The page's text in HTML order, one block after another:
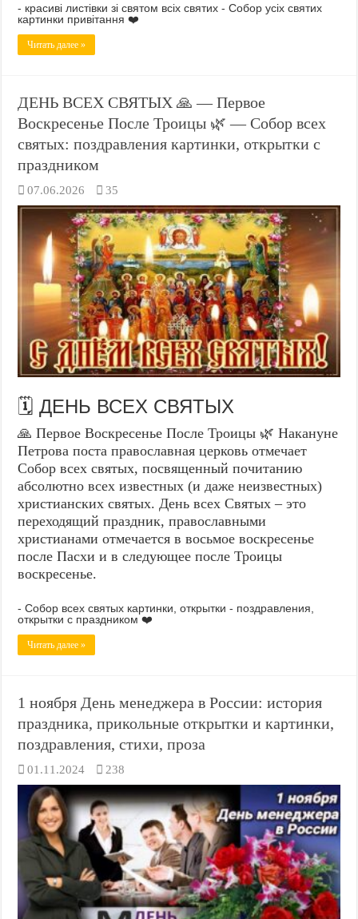
- красиві листівки зі святом всіх святих - Собор усіх святих
картинки привітання ❤️
Читать далее »
ДЕНЬ ВСЕХ СВЯТЫХ 🙏 — Первое
Воскресенье После Троицы 🌿 — Собор всех
святых: поздравления картинки, открытки с
праздником
07.06.2026 35
🗓️ ДЕНЬ ВСЕХ СВЯТЫХ
🙏 Первое Воскресенье После Троицы 🌿 Накануне
Петрова поста православная церковь отмечает
Собор всех святых, посвященный почитанию
абсолютно всех известных (и даже неизвестных)
христианских святых. День всех Святых – это
переходящий праздник, православными
христианами отмечается в восьмое воскресенье
после Пасхи и в следующее после Троицы
воскресенье.
- Собор всех святых картинки, открытки - поздравления,
открытки с праздником ❤️
Читать далее »
1 ноября День менеджера в России: история
праздника, прикольные открытки и картинки,
поздравления, стихи, проза
01.11.2024 238